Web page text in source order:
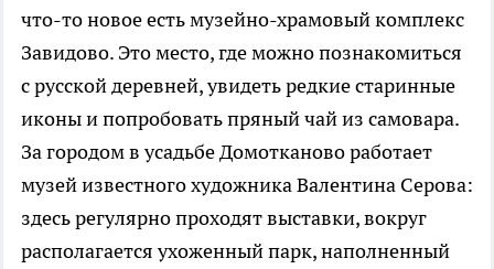
что-то новое есть музейно-храмовый комплекс
Завидово. Это место, где можно познакомиться
с русской деревней, увидеть редкие старинные
иконы и попробовать пряный чай из самовара.
За городом в усадьбе Домотканово работает
музей известного художника Валентина Серова:
здесь регулярно проходят выставки, вокруг
располагается ухоженный парк, наполненный